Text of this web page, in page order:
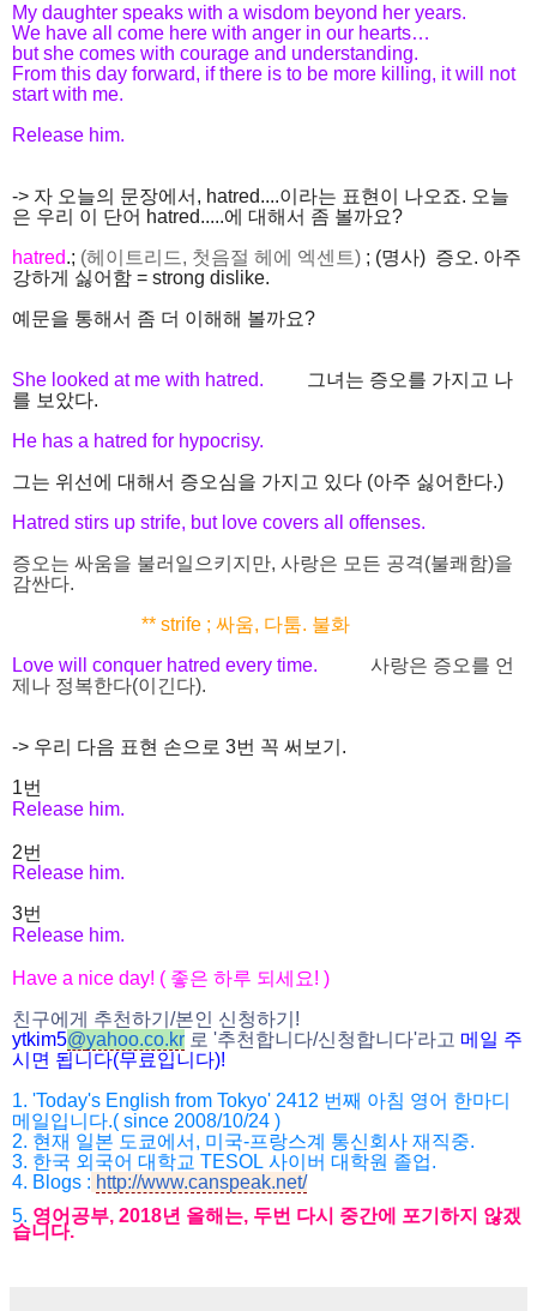
My daughter speaks with a wisdom beyond her years.
We have all come here with anger in our hearts…
but she comes with courage and understanding.
From this day forward, if there is to be more killing, it will not
start with me.
Release him.
-> 자 오늘의 문장에서, hatred....이라는 표현이 나오죠. 오늘
은 우리 이 단어 hatred.....에 대해서 좀 볼까요?
hatred.; (헤이트리드, 첫음절 헤에 엑센트) ; (명사) 증오. 아주
강하게 싫어함 = strong dislike.
예문을 통해서 좀 더 이해해 볼까요?
She looked at me with hatred.
그녀는 증오를 가지고 나
를 보았다.
He has a hatred for hypocrisy.
그는 위선에 대해서 증오심을 가지고 있다 (아주 싫어한다.)
Hatred stirs up strife, but love covers all offenses.
증오는 싸움을 불러일으키지만, 사랑은 모든 공격(불쾌함)을
감싼다.
** strife ; 싸움, 다툼. 불화
Love will conquer hatred every time.
사랑은 증오를 언
제나 정복한다(이긴다).
-> 우리 다음 표현 손으로 3번 꼭 써보기.
1번
Release him.
2번
Release him.
3번
Release him.
Have a nice day! ( 좋은 하루 되세요! )
친구에게 추천하기 /본인 신청하기 !
ytkim5@yahoo.co.kr 로 '추천합니다/신청합니다'라고 메일 주
시면 됩니다(무료입니다)!
1. 'Today's English from Tokyo' 2412 번째 아침 영어 한마디
메일입니다.( since 2008/10/24 )
2. 현재 일본 도쿄에서 , 미국-프랑스계 통신회사 재직중.
3. 한국 외국어 대학교 TESOL 사이버 대학원 졸업.
4. Blogs : http://www.canspeak.net/
5. 영어공부, 2018년 올해는, 두번 다시 중간에 포기하지 않겠
습니다.